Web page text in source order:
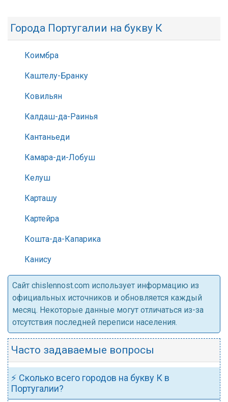
Города Португалии на букву К
Коимбра
Каштелу-Бранку
Ковильян
Калдаш-да-Раинья
Кантаньеди
Камара-ди-Лобуш
Келуш
Карташу
Картейра
Кошта-да-Капарика
Канису
Cайт chislennost.com использует информацию из
официальных источников и обновляется каждый
месяц. Некоторые данные могут отличаться из-за
отсутствия последней переписи населения.
Часто задаваемые вопросы
⚡ Сколько всего городов на букву К в
Португалии?